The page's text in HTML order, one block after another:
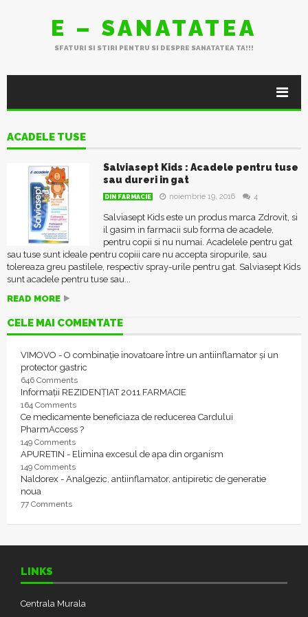
E – SANATATEA
SFATURI SI STIRI PENTRU SI DESPRE SANATATEA TA!!!
ACADELE TUSE
Salviasept Kids : Acadele pentru tuse
sau dureri in gat
DIN FARMACIE noiembrie 19, 2016 4
Salviasept Kids este un produs marca Zdrovit, si
il gasim in farmacii sub forma de acadele,
pentru copii si nu numai. Acadelele pentru gat
sau tuse sunt ideale pentru copiii care nu accepta siropurile, sau
tolereaza greu pastilele, respectiv spray-urile pentru gat. Salviasept Kids
sunt acadele pentru tuse sau...
READ MORE
CELE MAI COMENTATE
VIMOVO - O combinație inovatoare între un antiinflamator și un
protector gastric
646 Comments
Informații REZIDENȚIAT 2011 FARMACIE
164 Comments
Ce medicamente beneficiaza de reducerea Cardului
PharmAccess ?
149 Comments
APURETIN - Elimina excesul de apa din organism
149 Comments
Naldorex - Analgezic, antiinflamator, antipiretic de generatie
noua
77 Comments
LINKS
Centrala Murala